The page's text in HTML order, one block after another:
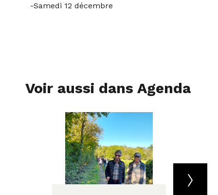
-Samedi 12 décembre
Voir aussi dans Agenda